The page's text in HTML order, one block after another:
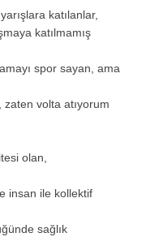
katılanlar,
katılmamış
spor sayan, ama
volta atıyorum
olan,
insan ile kollektif
sağlık